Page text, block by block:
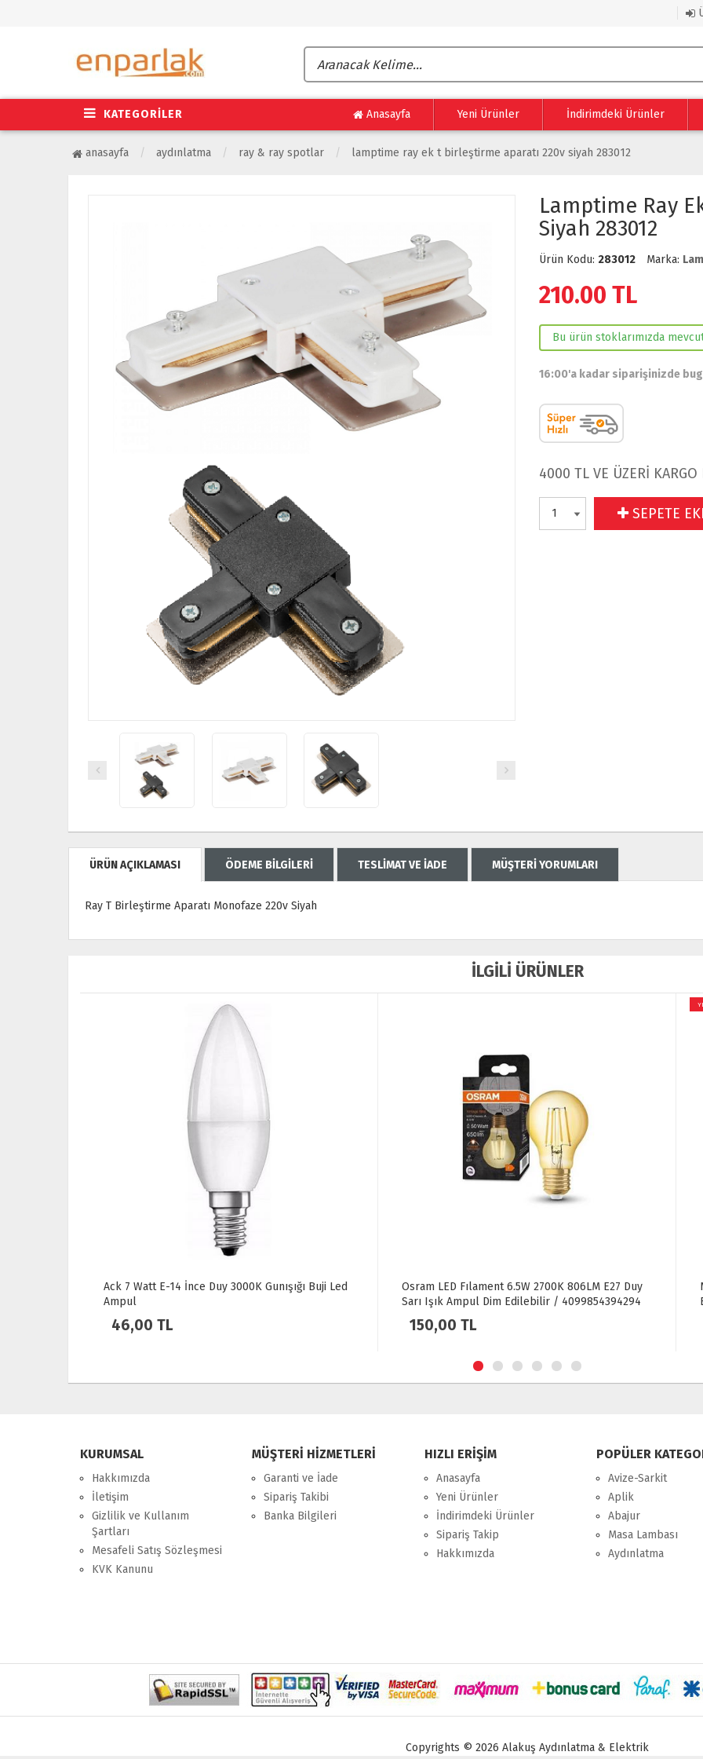
KATEGORİLER Anasayfa Yeni Ürünler İndirimdeki Ürünler
anasayfa aydınlatma ray & ray spotlar lamptime ray ek t birleştirme aparatı 220v siyah 283012
Lamptime Ray
Siyah 283012
Ürün Kodu: 283012 Marka:
210.00 TL
Bu ürün stoklarımızda
16:00'a kadar siparişinizde
4000 TL VE ÜZERİ KARGO
SEPETE
ÜRÜN AÇIKLAMASI ÖDEME BİLGİLERİ TESLİMAT VE İADE MÜŞTERİ YORUMLARI
Ray T Birleştirme Aparatı Monofaze 220v Siyah
İLGİLİ ÜRÜNLER
Osram LED Fılament 6.5W 2700K 806LM E27 Duy
Sarı Işık Ampul Dim Edilebilir / 4099854394294
150,00 TL
Noas 12W Smd Led Ampül E27 Duy 1080 LM
Beyaz Işık
40,00 TL
KURUMSAL
Hakkımızda
İletişim
Gizlilik ve Kullanım
Şartları
Mesafeli Satış Sözleşmesi
KVK Kanunu
MÜŞTERİ HİZMETLERİ
Garanti ve İade
Sipariş Takibi
Banka Bilgileri
HIZLI ERİŞİM
Anasayfa
Yeni Ürünler
İndirimdeki Ürünler
Sipariş Takip
Hakkımızda
POPÜLER
Avize-Sarkit
Aplik
Abajur
Masa Lambası
Aydınlatma
Copyrights © 2026 Alakuş Aydınlatma & Elektrik